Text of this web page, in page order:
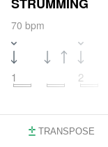
70 bpm
1 2
TRANSPOSE